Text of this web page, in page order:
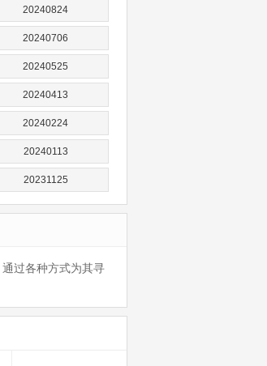
20240824
20240706
20240525
20240413
20240224
20240113
20231125
20231014
20230715
过各种方式为其寻